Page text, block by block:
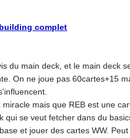
complet
du main deck, et le main deck
On ne joue pas 60cartes+15
miracle mais que REB est une
qui se veut fetcher dans du
et jouer des cartes WW.